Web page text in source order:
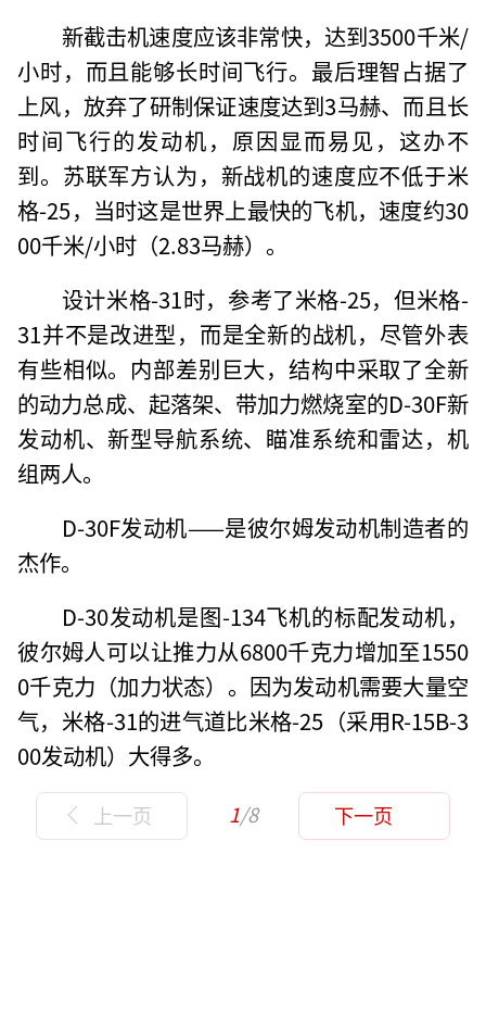
新截击机速度应该非常快，达到3500千米/
小时，而且能够长时间飞行。最后理智占据了
上风，放弃了研制保证速度达到3马赫、而且长
时间飞行的发动机，原因显而易见，这办不
到。苏联军方认为，新战机的速度应不低于米
格-25，当时这是世界上最快的飞机，速度约30
00千米/小时（2.83马赫）。
设计米格-31时，参考了米格-25，但米格-
31并不是改进型，而是全新的战机，尽管外表
有些相似。内部差别巨大，结构中采取了全新
的动力总成、起落架、带加力燃烧室的D-30F新
发动机、新型导航系统、瞄准系统和雷达，机
组两人。
D-30F发动机——是彼尔姆发动机制造者的
杰作。
D-30发动机是图-134飞机的标配发动机，
彼尔姆人可以让推力从6800千克力增加至1550
0千克力（加力状态）。因为发动机需要大量空
气，米格-31的进气道比米格-25（采用R-15B-3
00发动机）大得多。
上一页 1/8 下一页